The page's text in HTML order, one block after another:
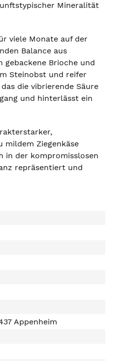
Mineralität
viele Monate auf der
Balance aus
gebackene Brioche und
Steinobst und reifer
die vibrierende Säure
und hinterlässt ein
mildem Ziegenkäse
in der kompromisslosen
repräsentiert und
Appenheim